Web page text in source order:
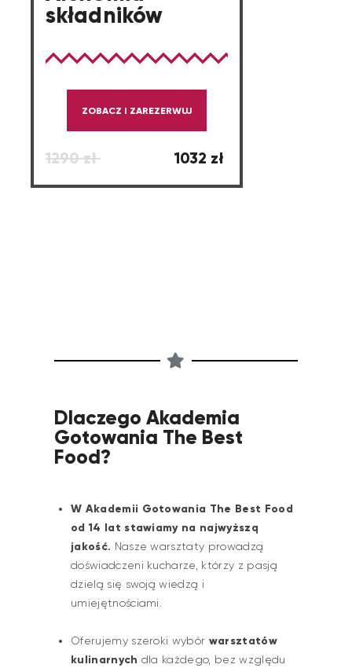
składników
ZOBACZ I ZAREZERWUJ
1290 zł 1032 zł
Dlaczego Akademia
Gotowania The Best
Food?
W Akademii Gotowania The Best Food
od 14 lat stawiamy na najwyższą
jakość. Nasze warsztaty prowadzą
doświadczeni kucharze, którzy z pasją
dzielą się swoją wiedzą i
umiejętnościami.
Oferujemy szeroki wybór warsztatów
kulinarnych dla każdego, bez względu